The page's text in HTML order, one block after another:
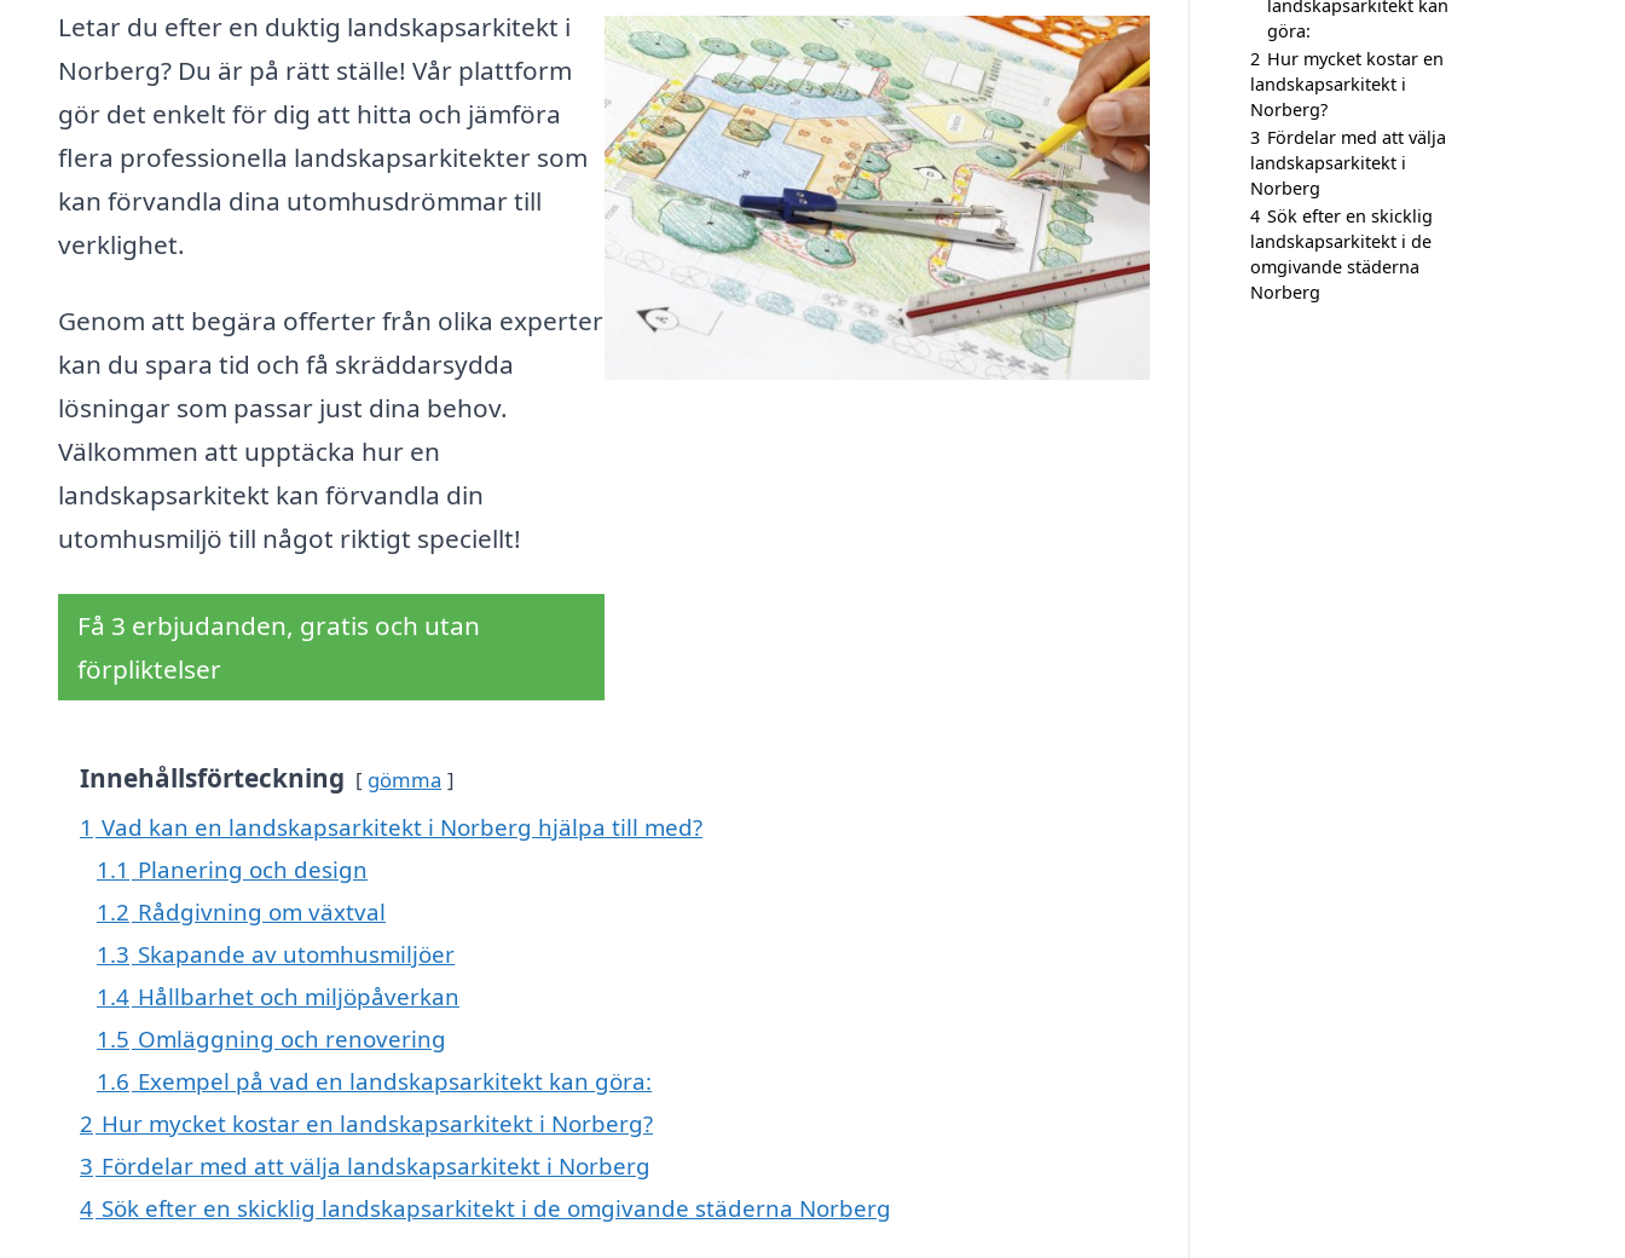
Letar du efter en duktig landskapsarkitekt i
Norberg? Du är på rätt ställe! Vår plattform
gör det enkelt för dig att hitta och jämföra
flera professionella landskapsarkitekter som
kan förvandla dina utomhusdrömmar till
verklighet.
Genom att begära offerter från olika experter
kan du spara tid och få skräddarsydda
lösningar som passar just dina behov.
Välkommen att upptäcka hur en
landskapsarkitekt kan förvandla din
utomhusmiljö till något riktigt speciellt!
Få 3 erbjudanden, gratis och utan
förpliktelser
Innehållsförteckning gömma
1 Vad kan en landskapsarkitekt i Norberg hjälpa till med?
1.1 Planering och design
1.2 Rådgivning om växtval
1.3 Skapande av utomhusmiljöer
1.4 Hållbarhet och miljöpåverkan
1.5 Omläggning och renovering
1.6 Exempel på vad en landskapsarkitekt kan göra:
2 Hur mycket kostar en landskapsarkitekt i Norberg?
3 Fördelar med att välja landskapsarkitekt i Norberg
4 Sök efter en skicklig landskapsarkitekt i de omgivande städerna Norberg
landskapsarkitekt kan
göra:
2 Hur mycket kostar en
landskapsarkitekt i
Norberg?
3 Fördelar med att välja
landskapsarkitekt i
Norberg
4 Sök efter en skicklig
landskapsarkitekt i de
omgivande städerna
Norberg